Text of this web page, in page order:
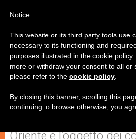
Tawadros II in visita
Patriarcato di Mosca
Oriente è l’oggetto dei
Notice
This website or its third party tools use
necessary to its functioning and
purposes illustrated in the cookie
more or withdraw your consent to all or
please refer to the cookie policy
By closing this banner, scrolling this
continuing to browse otherwise, you